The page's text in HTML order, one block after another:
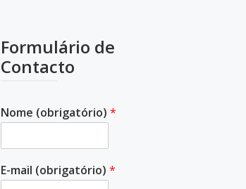
Formulário de
Contacto
Nome (obrigatório) *
E-mail (obrigatório) *